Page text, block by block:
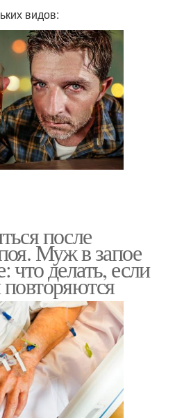
видов:
после
Муж в запое
делать, если